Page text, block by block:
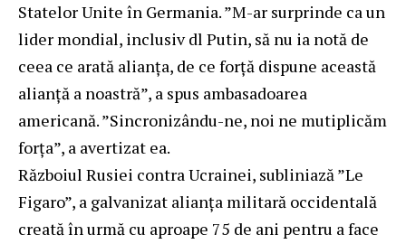
Statelor Unite în Germania. ”M-ar surprinde ca un
lider mondial, inclusiv dl Putin, să nu ia notă de
ceea ce arată alianța, de ce forță dispune această
alianță a noastră”, a spus ambasadoarea
americană. ”Sincronizându-ne, noi ne mutiplicăm
forța”, a avertizat ea.
Războiul Rusiei contra Ucrainei, subliniază ”Le
Figaro”, a galvanizat alianța militară occidentală
creată în urmă cu aproape 75 de ani pentru a face